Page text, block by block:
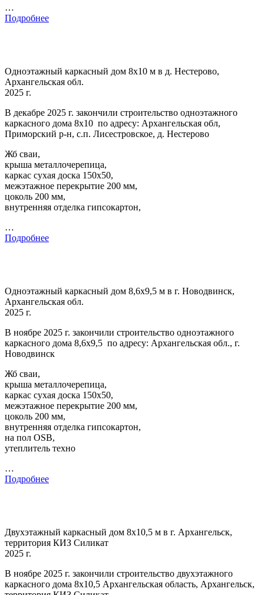
…
Подробнее
Одноэтажный каркасный дом 8х10 м в д. Нестерово,
Архангельская обл.
2025 г.
В декабре 2025 г. закончили строительство одноэтажного
каркасного дома 8х10 по адресу: Архангельская обл,
Приморский р-н, с.п. Лисестровское, д. Нестерово
Жб сваи,
крыша металлочерепица,
каркас сухая доска 150х50,
межэтажное перекрытие 200 мм,
цоколь 200 мм,
внутренняя отделка гипсокартон,
…
Подробнее
Одноэтажный каркасный дом 8,6х9,5 м в г. Новодвинск,
Архангельская обл.
2025 г.
В ноябре 2025 г. закончили строительство одноэтажного
каркасного дома 8,6х9,5 по адресу: Архангельская обл., г.
Новодвинск
Жб сваи,
крыша металлочерепица,
каркас сухая доска 150х50,
межэтажное перекрытие 200 мм,
цоколь 200 мм,
внутренняя отделка гипсокартон,
на пол OSB,
утеплитель техно
…
Подробнее
Двухэтажный каркасный дом 8х10,5 м в г. Архангельск,
территория КИЗ Силикат
2025 г.
В ноябре 2025 г. закончили строительство двухэтажного
каркасного дома 8х10,5 Архангельская область, Архангельск,